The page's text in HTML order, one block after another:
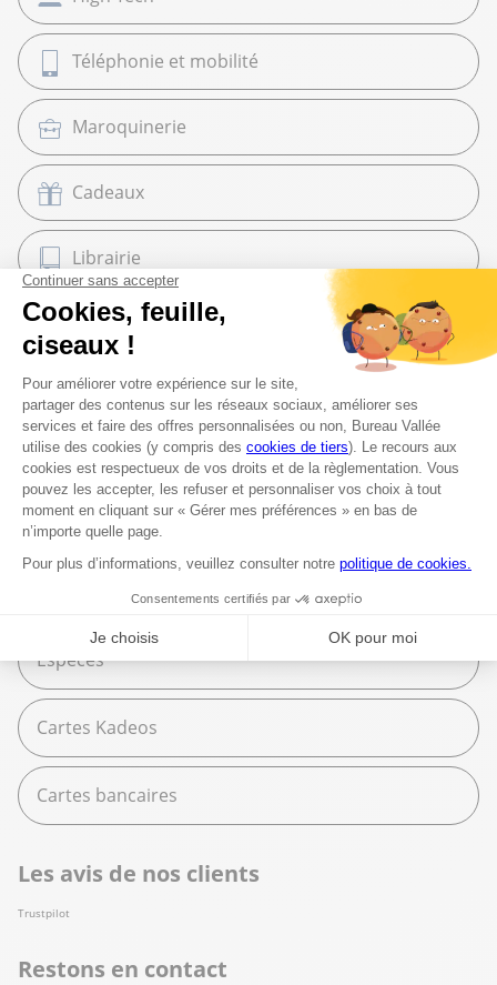
Téléphonie et mobilité
Maroquinerie
Cadeaux
Librairie
Beaux Arts
Espace services
Fournitures scolaires
Moyens de paiement
Carte American Express
Espèces
Cartes Kadeos
Cartes bancaires
Les avis de nos clients
Trustpilot
Restons en contact